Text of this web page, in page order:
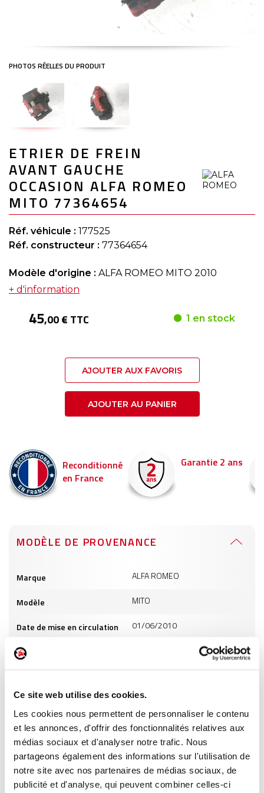
Ce site web utilise des cookies.
Les cookies nous permettent de personnaliser le contenu
et les annonces, d'offrir des fonctionnalités relatives aux
médias sociaux et d'analyser notre trafic. Nous
partageons également des informations sur l'utilisation de
notre site avec nos partenaires de médias sociaux, de
publicité et d'analyse, qui peuvent combiner celles-ci
to
the
beginning
of
the
images
gallery
ETRIER DE FREIN
AVANT GAUCHE
OCCASION ALFA ROMEO
MITO 77364654
Réf. véhicule : 177525
Réf. constructeur : 77364654
Modèle d'origine : ALFA ROMEO MITO 2010
+ d'information
45,00 € TTC 1 en stock
AJOUTER AUX FAVORIS
AJOUTER AU PANIER
Garantie 2 ans Livraison en 24h
pour être livré demain !
MODÈLE DE PROVENANCE
produits
Marque ALFA ROMEO
Modèle MITO
Date de mise en circulation 01/06/2010
Cylindrée
Carburant GO
INFORMATIONS PRODUITS